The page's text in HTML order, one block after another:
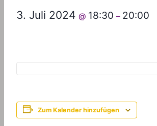
3. Juli 2024 @ 18:30 – 20:00
Zum Kalender hinzufügen